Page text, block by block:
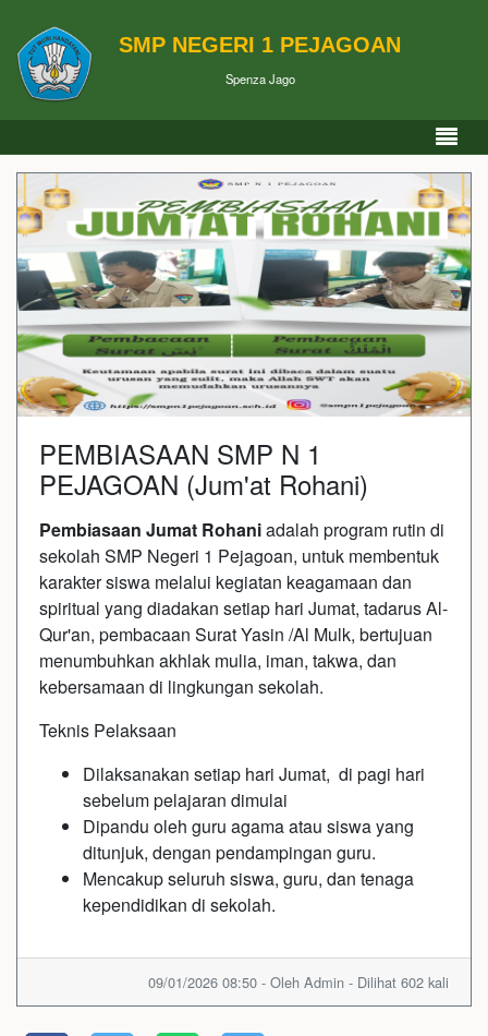
SMP NEGERI 1 PEJAGOAN
Spenza Jago
PEMBIASAAN SMP N 1
PEJAGOAN (Jum'at Rohani)
Pembiasaan Jumat Rohaniadalah program rutin di
sekolah SMP Negeri 1 Pejagoan, untuk membentuk
karakter siswa melalui kegiatan keagamaan dan
spiritual yang diadakan setiap hari Jumat, tadarus Al-
Qur'an, pembacaan Surat Yasin /Al Mulk, bertujuan
menumbuhkan akhlak mulia, iman, takwa, dan
kebersamaan di lingkungan sekolah.
Teknis Pelaksaan
Dilaksanakan setiap hari Jumat, di pagi hari
sebelum pelajaran dimulai
Dipandu oleh guru agama atau siswa yang
ditunjuk, dengan pendampingan guru.
Mencakup seluruh siswa, guru, dan tenaga
kependidikan di sekolah.
09/01/2026 08:50 - Oleh Admin - Dilihat 602 kali